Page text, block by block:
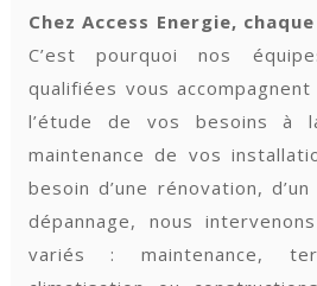
Chez Access Energie,
C’est pourquoi nos
qualifiées vous
l’étude de vos besoins à
maintenance de vos
besoin d’une rénovation,
dépannage, nous
variés : maintenance,